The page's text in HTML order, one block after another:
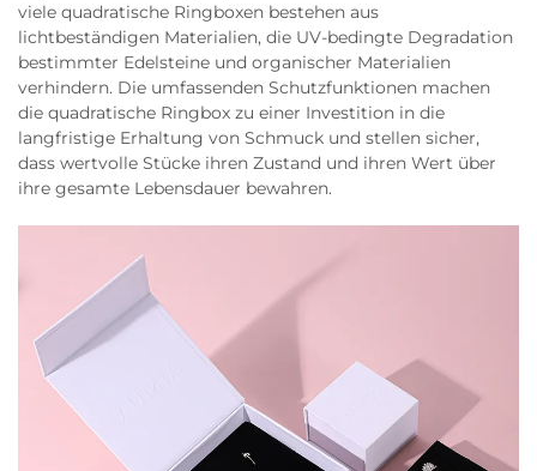
viele quadratische Ringboxen bestehen aus
lichtbeständigen Materialien, die UV-bedingte Degradation
bestimmter Edelsteine und organischer Materialien
verhindern. Die umfassenden Schutzfunktionen machen
die quadratische Ringbox zu einer Investition in die
langfristige Erhaltung von Schmuck und stellen sicher,
dass wertvolle Stücke ihren Zustand und ihren Wert über
ihre gesamte Lebensdauer bewahren.